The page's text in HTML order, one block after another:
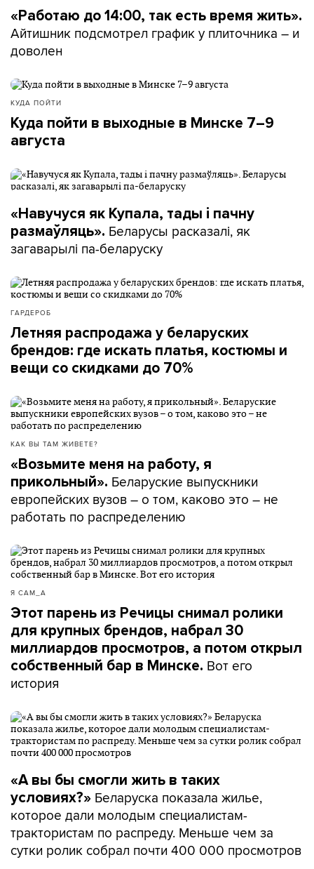
«Работаю до 14:00, так есть время жить».
Айтишник подсмотрел график у плиточника – и
доволен
КУДА ПОЙТИ
Куда пойти в выходные в Минске 7–9
августа
«Навучуся як Купала, тады і пачну
размаўляць». Беларусы расказалі, як
загаварылі па-беларуску
ГАРДЕРОБ
Летняя распродажа у беларуских
брендов: где искать платья, костюмы и
вещи со скидками до 70%
КАК ВЫ ТАМ ЖИВЕТЕ?
«Возьмите меня на работу, я
прикольный». Беларуские выпускники
европейских вузов – о том, каково это – не
работать по распределению
Я САМ_А
Этот парень из Речицы снимал ролики
для крупных брендов, набрал 30
миллиардов просмотров, а потом открыл
собственный бар в Минске. Вот его
история
«А вы бы смогли жить в таких
условиях?» Беларуска показала жилье,
которое дали молодым специалистам-
трактористам по распреду. Меньше чем за
сутки ролик собрал почти 400 000 просмотров